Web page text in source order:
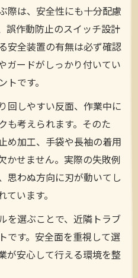
やすい草刈り機の選定
する軽量モデルの魅力
際は、安全性にも十分配慮
誤作動防止のスイッチ設計
安全装置の有無は必ず確認
ガードがしっかり付いてい
です。
回しやすい反面、作業中に
も考えられます。そのた
め加工、手袋や長袖の着用
かせません。実際の失敗例
思わぬ方向に刃が動いてし
います。
を選ぶことで、近隣トラブ
です。安全面を重視して選
が安心して行える環境を整